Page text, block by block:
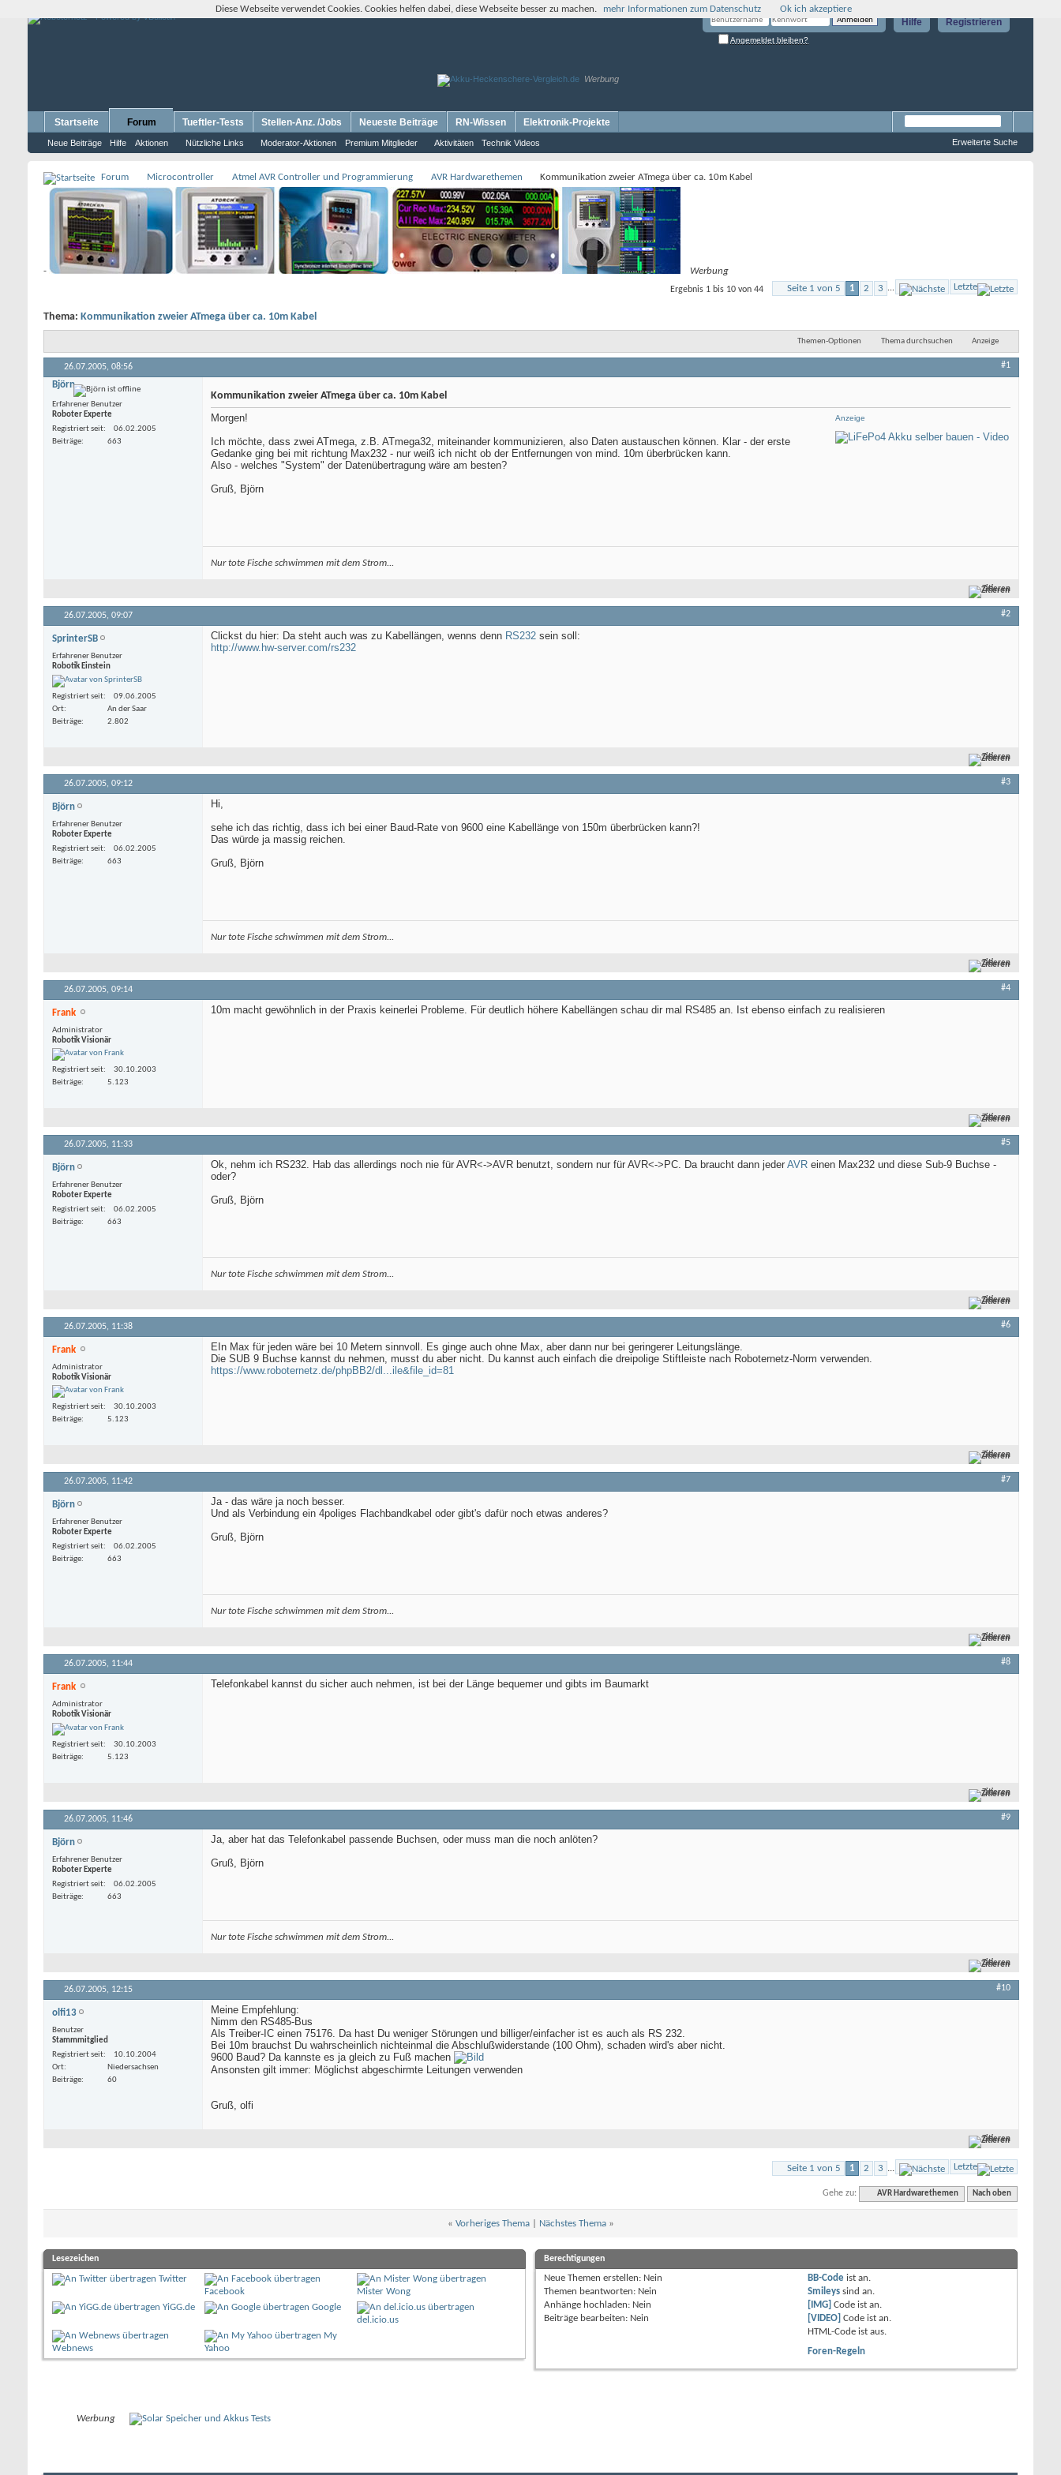
Registrieren
Hilfe
Angemeldet bleiben?
Werbung
Startseite Forum
Neue Beiträge Hilfe Aktionen Nützliche Links Moderator-Aktionen Premium Mitglieder Aktivitäten Technik Videos
Tueftler-Tests Stellen-Anz. /Jobs Neueste Beiträge RN-Wissen Elektronik-Projekte
Erweiterte Suche
Forum Microcontroller Atmel AVR Controller und Programmierung AVR Hardwarethemen Kommunikation zweier ATmega über ca. 10m Kabel
-
Werbung
Seite 1 von 5
1 2 3 ... Letzte
Ergebnis 1 bis 10 von 44
Thema: Kommunikation zweier ATmega über ca. 10m Kabel
Themen-Optionen Thema durchsuchen Anzeige
26.07.2005, 08:56 #1
Björn
Erfahrener Benutzer
Roboter Experte
Registriert seit
06.02.2005
Beiträge
663
Kommunikation zweier ATmega über ca. 10m Kabel
Anzeige
Morgen!
Ich möchte, dass zwei ATmega, z.B. ATmega32, miteinander kommunizieren, also Daten austauschen können. Klar - der erste
Gedanke ging bei mit richtung Max232 - nur weiß ich nicht ob der Entfernungen von mind. 10m überbrücken kann.
Also - welches "System" der Datenübertragung wäre am besten?
Gruß, Björn
Nur tote Fische schwimmen mit dem Strom...
Zitieren
26.07.2005, 09:07 #2
SprinterSB
Erfahrener Benutzer
Robotik Einstein
Registriert seit
09.06.2005
Ort
An der Saar
Beiträge
2.802
Clickst du hier: Da steht auch was zu Kabellängen, wenns denn RS232 sein soll:
http://www.hw-server.com/rs232
Zitieren
26.07.2005, 09:12 #3
Björn
Erfahrener Benutzer
Roboter Experte
Registriert seit
06.02.2005
Beiträge
663
Hi,
sehe ich das richtig, dass ich bei einer Baud-Rate von 9600 eine Kabellänge von 150m überbrücken kann?!
Das würde ja massig reichen.
Gruß, Björn
Nur tote Fische schwimmen mit dem Strom...
Zitieren
26.07.2005, 09:14 #4
Frank
Administrator
Robotik Visionär
Registriert seit
30.10.2003
Beiträge
5.123
10m macht gewöhnlich in der Praxis keinerlei Probleme. Für deutlich höhere Kabellängen schau dir mal RS485 an. Ist ebenso einfach zu realisieren
Zitieren
26.07.2005, 11:33 #5
Björn
Erfahrener Benutzer
Roboter Experte
Registriert seit
06.02.2005
Beiträge
663
Ok, nehm ich RS232. Hab das allerdings noch nie für AVR<->AVR benutzt, sondern nur für AVR<->PC. Da braucht dann jeder AVR einen Max232 und diese Sub-9 Buchse -
oder?
Gruß, Björn
Nur tote Fische schwimmen mit dem Strom...
Zitieren
26.07.2005, 11:38 #6
Frank
Administrator
Robotik Visionär
Registriert seit
30.10.2003
Beiträge
5.123
EIn Max für jeden wäre bei 10 Metern sinnvoll. Es ginge auch ohne Max, aber dann nur bei geringerer Leitungslänge.
Die SUB 9 Buchse kannst du nehmen, musst du aber nicht. Du kannst auch einfach die dreipolige Stiftleiste nach Roboternetz-Norm verwenden.
https://www.roboternetz.de/phpBB2/dl...ile&file_id=81
Zitieren
26.07.2005, 11:42 #7
Björn
Erfahrener Benutzer
Roboter Experte
Registriert seit
06.02.2005
Beiträge
663
Ja - das wäre ja noch besser.
Und als Verbindung ein 4poliges Flachbandkabel oder gibt's dafür noch etwas anderes?
Gruß, Björn
Nur tote Fische schwimmen mit dem Strom...
Zitieren
26.07.2005, 11:44 #8
Frank
Administrator
Robotik Visionär
Registriert seit
30.10.2003
Beiträge
5.123
Telefonkabel kannst du sicher auch nehmen, ist bei der Länge bequemer und gibts im Baumarkt
Zitieren
26.07.2005, 11:46 #9
Björn
Erfahrener Benutzer
Roboter Experte
Registriert seit
06.02.2005
Beiträge
663
Ja, aber hat das Telefonkabel passende Buchsen, oder muss man die noch anlöten?
Gruß, Björn
Nur tote Fische schwimmen mit dem Strom...
Zitieren
26.07.2005, 12:15 #10
olfi13
Benutzer
Stammmitglied
Registriert seit
10.10.2004
Ort
Niedersachsen
Beiträge
60
Meine Empfehlung:
Nimm den RS485-Bus
Als Treiber-IC einen 75176. Da hast Du weniger Störungen und billiger/einfacher ist es auch als RS 232.
Bei 10m brauchst Du wahrscheinlich nichteinmal die Abschlußwiderstande (100 Ohm), schaden wird's aber nicht.
9600 Baud? Da kannste es ja gleich zu Fuß machen
Ansonsten gilt immer: Möglichst abgeschirmte Leitungen verwenden
Gruß, olfi
Zitieren
Seite 1 von 5 1 2 3 ... Letzte
Gehe zu: AVR Hardwarethemen Nach oben
« Vorheriges Thema| Nächstes Thema »
Lesezeichen
Twitter
Facebook
Mister Wong
YiGG.de
Google
del.icio.us
Webnews
My
Yahoo
Berechtigungen
Neue Themen erstellen: Nein
Themen beantworten: Nein
Anhänge hochladen: Nein
Beiträge bearbeiten: Nein
BB-Code istan.
Smileys sindan.
[IMG] Code istan.
[VIDEO] Code istan.
HTML-Code istaus.
Foren-Regeln
Werbung
Diese Webseite verwendet Cookies. Cookies helfen dabei, diese Webseite besser zu machen. mehr Informationen zum Datenschutz Ok ich akzeptiere